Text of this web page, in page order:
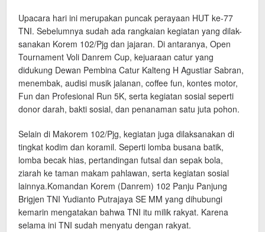
Upacara hari ini merupakan puncak perayaan HUT ke-77
TNI. Sebelumnya sudah ada rangkaian kegiatan yang dilak-
sanakan Korem 102/Pjg dan jajaran. Di antaranya, Open
Tournament Voli Danrem Cup, kejuaraan catur yang
didukung Dewan Pembina Catur Kalteng H Agustiar Sabran,
menembak, audisi musik jalanan, coffee fun, kontes motor,
Fun dan Profesional Run 5K, serta kegiatan sosial seperti
donor darah, bakti sosial, dan penanaman satu juta pohon.
Selain di Makorem 102/Pjg, kegiatan juga dilaksanakan di
tingkat kodim dan koramil. Seperti lomba busana batik,
lomba becak hias, pertandingan futsal dan sepak bola,
ziarah ke taman makam pahlawan, serta kegiatan sosial
lainnya.Komandan Korem (Danrem) 102 Panju Panjung
Brigjen TNI Yudianto Putrajaya SE MM yang dihubungi
kemarin mengatakan bahwa TNI itu milik rakyat. Karena
selama ini TNI sudah menyatu dengan rakyat.